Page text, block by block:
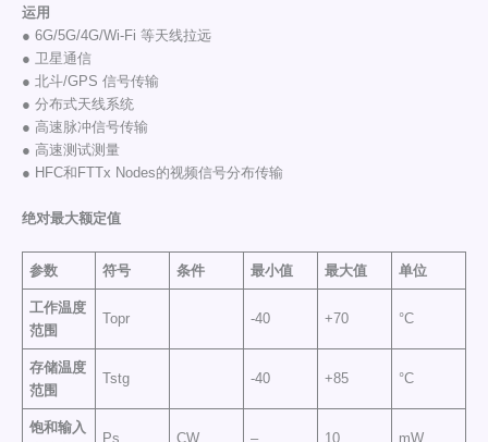
运用
● 6G/5G/4G/Wi-Fi 等天线拉远
● 卫星通信
● 北斗/GPS 信号传输
● 分布式天线系统
● 高速脉冲信号传输
● 高速测试测量
● HFC和FTTx Nodes的视频信号分布传输
绝对最大额定值
参数 符号 条件 最小值 最大值 单位
工作温度
范围
Topr -40 +70 °C
存储温度
范围
Tstg -40 +85 °C
饱和输入
Ps CW – 10 mW